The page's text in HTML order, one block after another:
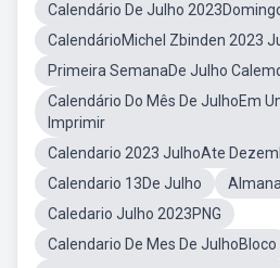
Calendário De Julho
CalendárioMichel Zbinden 2023
Primeira SemanaDe Julho
Calendário Do Mês De JulhoEm
Imprimir
Calendario 2023 JulhoAte
Calendario 13De Julho
Caledario Julho 2023PNG
Calendario De Mes De JulhoBloco